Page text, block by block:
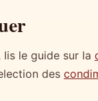
lis le guide sur la
des